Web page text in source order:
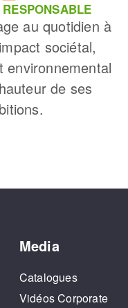
au quotidien à
sociétal,
environnemental
de ses
Media
Catalogues
Vidéos Corporate